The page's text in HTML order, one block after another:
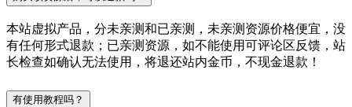
本站虚拟产品，分未亲测和已亲测，未亲测资源价格便宜，没
有任何形式退款；已亲测资源，如不能使用可评论区反馈，站
长检查如确认无法使用，将退还站内金币，不现金退款！
有使用教程吗？